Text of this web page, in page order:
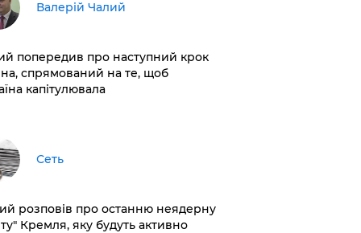
Валерій Чалий
попередив про наступний крок
спрямований на те, щоб
капітулювала
Сеть
розповів про останню неядерну
Кремля, яку будуть активно